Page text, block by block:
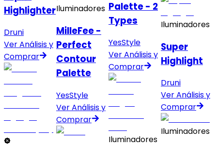
Highlighter
Druni
Ver Análisis y
Comprar
Iluminadores
MilleFee -
Perfect
Contour
Palette
YesStyle
Ver Análisis y
Comprar
Palette - 2
Types
YesStyle
Ver Análisis y
Comprar
Iluminadores
Iluminadores
Super
Highlight
Druni
Ver Análisis y
Comprar
Iluminadores